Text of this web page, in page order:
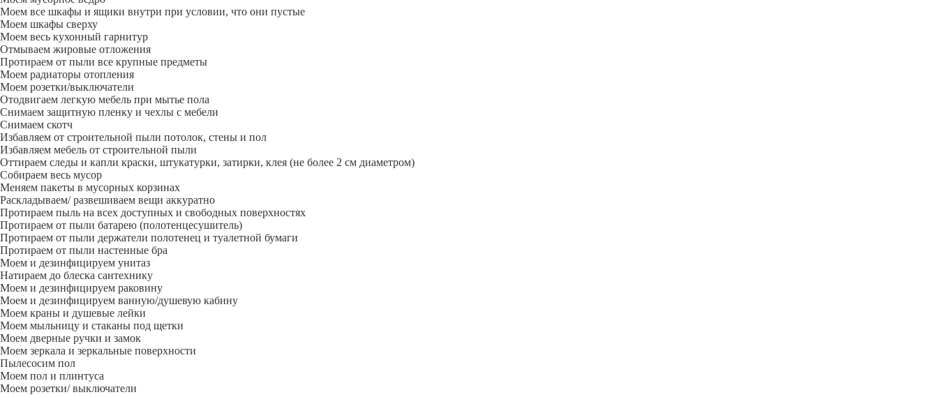
Моем все шкафы и ящики внутри при условии, что они пустые
Моем шкафы сверху
Моем весь кухонный гарнитур
Отмываем жировые отложения
Протираем от пыли все крупные предметы
Моем радиаторы отопления
Моем розетки/выключатели
Отодвигаем легкую мебель при мытье пола
Снимаем защитную пленку и чехлы с мебели
Снимаем скотч
Избавляем от строительной пыли потолок, стены и пол
Избавляем мебель от строительной пыли
Оттираем следы и капли краски, штукатурки, затирки, клея (не более 2 см диаметром)
Собираем весь мусор
Меняем пакеты в мусорных корзинах
Раскладываем/ развешиваем вещи аккуратно
Протираем пыль на всех доступных и свободных поверхностях
Протираем от пыли батарею (полотенцесушитель)
Протираем от пыли держатели полотенец и туалетной бумаги
Протираем от пыли настенные бра
Моем и дезинфицируем унитаз
Натираем до блеска сантехнику
Моем и дезинфицируем раковину
Моем и дезинфицируем ванную/душевую кабину
Моем краны и душевые лейки
Моем мыльницу и стаканы под щетки
Моем дверные ручки и замок
Моем зеркала и зеркальные поверхности
Пылесосим пол
Моем пол и плинтуса
Моем розетки/ выключатели